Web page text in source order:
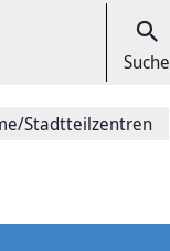
Suche
Stadtteilzentren